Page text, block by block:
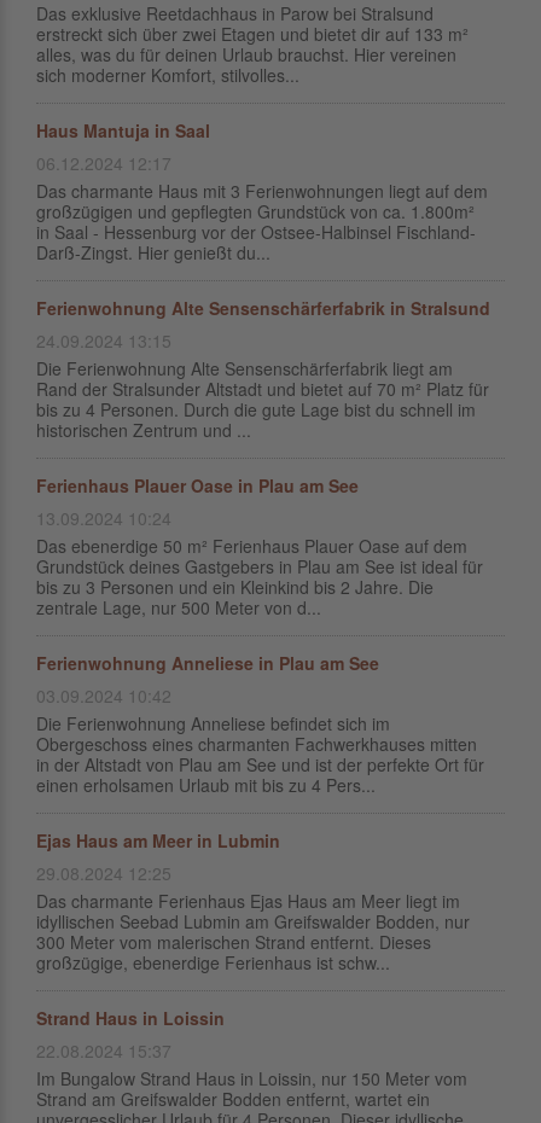
Das exklusive Reetdachhaus in Parow bei Stralsund
erstreckt sich über zwei Etagen und bietet dir auf 133 m²
alles, was du für deinen Urlaub brauchst. Hier vereinen
sich moderner Komfort, stilvolles...
Haus Mantuja in Saal
06.12.2024 12:17
Das charmante Haus mit 3 Ferienwohnungen liegt auf dem
großzügigen und gepflegten Grundstück von ca. 1.800m²
in Saal - Hessenburg vor der Ostsee-Halbinsel Fischland-
Darß-Zingst. Hier genießt du...
Ferienwohnung Alte Sensenschärferfabrik in Stralsund
24.09.2024 13:15
Die Ferienwohnung Alte Sensenschärferfabrik liegt am
Rand der Stralsunder Altstadt und bietet auf 70 m² Platz für
bis zu 4 Personen. Durch die gute Lage bist du schnell im
historischen Zentrum und ...
Ferienhaus Plauer Oase in Plau am See
13.09.2024 10:24
Das ebenerdige 50 m² Ferienhaus Plauer Oase auf dem
Grundstück deines Gastgebers in Plau am See ist ideal für
bis zu 3 Personen und ein Kleinkind bis 2 Jahre. Die
zentrale Lage, nur 500 Meter von d...
Ferienwohnung Anneliese in Plau am See
03.09.2024 10:42
Die Ferienwohnung Anneliese befindet sich im
Obergeschoss eines charmanten Fachwerkhauses mitten
in der Altstadt von Plau am See und ist der perfekte Ort für
einen erholsamen Urlaub mit bis zu 4 Pers...
Ejas Haus am Meer in Lubmin
29.08.2024 12:25
Das charmante Ferienhaus Ejas Haus am Meer liegt im
idyllischen Seebad Lubmin am Greifswalder Bodden, nur
300 Meter vom malerischen Strand entfernt. Dieses
großzügige, ebenerdige Ferienhaus ist schw...
Strand Haus in Loissin
22.08.2024 15:37
Im Bungalow Strand Haus in Loissin, nur 150 Meter vom
Strand am Greifswalder Bodden entfernt, wartet ein